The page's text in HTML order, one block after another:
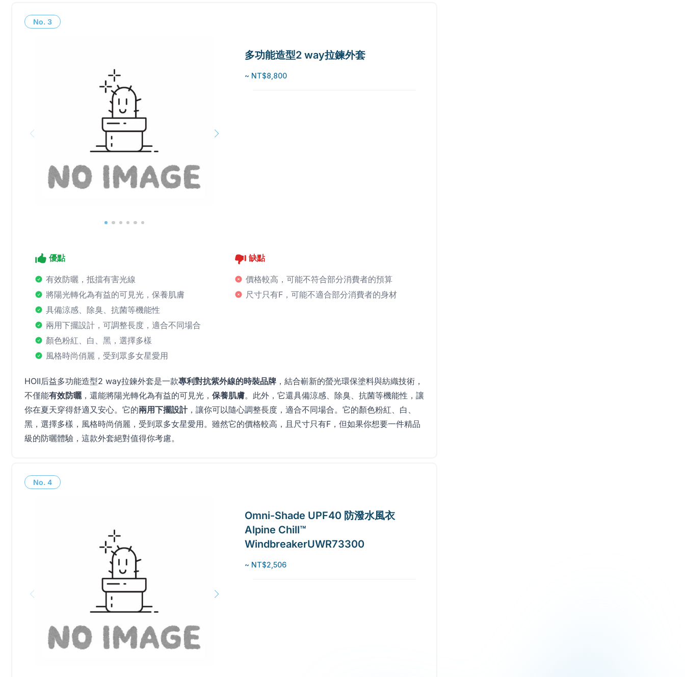
No. 3
多功能造型2 way拉鍊外套
~ NT$8,800
優點
有效防曬，抵擋有害光線
將陽光轉化為有益的可見光，保養肌膚
具備涼感、除臭、抗菌等機能性
兩用下擺設計，可調整長度，適合不同場合
顏色粉紅、白、黑，選擇多樣
風格時尚俏麗，受到眾多女星愛用
缺點
價格較高，可能不符合部分消費者的預算
尺寸只有F，可能不適合部分消費者的身材
HOII后益多功能造型2 way拉鍊外套是一款專利對抗紫外線的時裝品牌 ，結合嶄新的螢光環保塗料與紡織技術，
不僅能有效防曬 ，還能將陽光轉化為有益的可見光， 保養肌膚。此外，它還具備涼感、除臭、抗菌等機能性，讓
你在夏天穿得舒適又安心。它的兩用下擺設計，讓你可以隨心調整長度，適合不同場合。它的顏色粉紅、白、
黑，選擇多樣，風格時尚俏麗，受到眾多女星愛用。雖然它的價格較高，且尺寸只有F，但如果你想要一件精品
級的防曬體驗，這款外套絕對值得你考慮。
No. 4
Omni-Shade UPF40 防潑水風衣
Alpine Chill™
WindbreakerUWR73300
~ NT$2,506